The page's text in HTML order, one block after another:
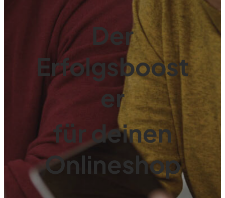
Der
Erfolgsboost
er
für deinen
Onlineshop